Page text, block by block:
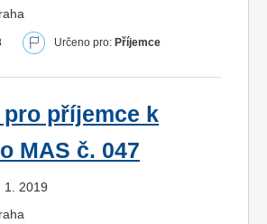
Určeno pro: Příjemce
příjemce k
MAS č. 047
1. 2019